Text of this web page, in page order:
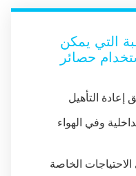
التي يمكن
حصائر
التأهيل
وفي الهواء
الخاصة